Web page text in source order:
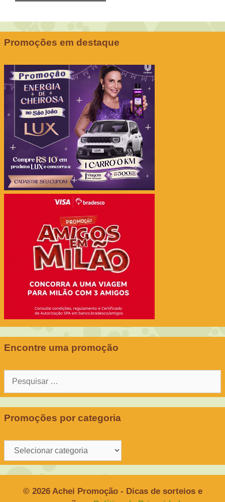
Promoções em destaque
Encontre uma promoção
Pesquisar
Promoções por categoria
Promoções
por
© 2026 Achei Promoção - Dicas de sorteios e